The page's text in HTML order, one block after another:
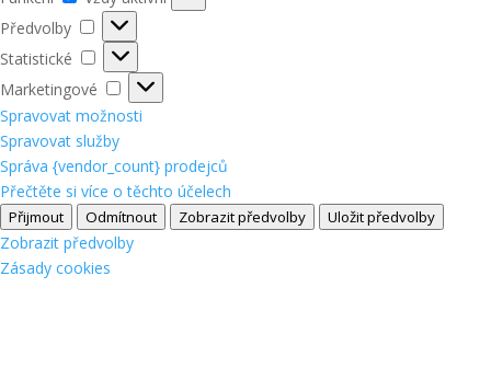
Předvolby
Předvolby
Statistické
Statistické
Marketingové
Marketingové
Spravovat možnosti
Spravovat služby
Správa {vendor_count} prodejců
Přečtěte si více o těchto účelech
Přijmout Odmítnout Zobrazit předvolby Uložit předvolby
Zobrazit předvolby
Zásady cookies